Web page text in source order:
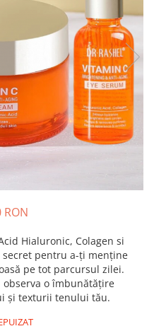
RON
Hialuronic, Colagen si
pentru a-ți menține
pe tot parcursul zilei.
o îmbunătățire
și texturii tenului tău.